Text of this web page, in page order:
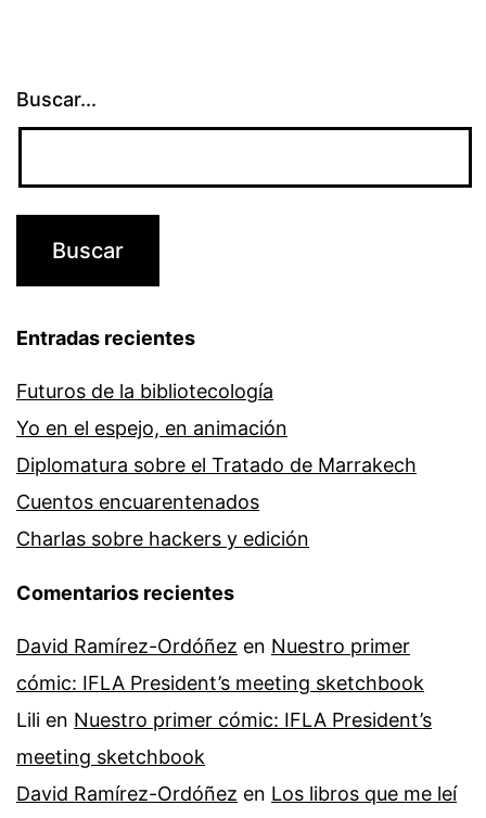
Buscar...
Entradas recientes
Futuros de la bibliotecología
Yo en el espejo, en animación
Diplomatura sobre el Tratado de Marrakech
Cuentos encuarentenados
Charlas sobre hackers y edición
Comentarios recientes
David Ramírez-Ordóñez en Nuestro primer
cómic: IFLA President’s meeting sketchbook
Lili en Nuestro primer cómic: IFLA President’s
meeting sketchbook
David Ramírez-Ordóñez en Los libros que me leí